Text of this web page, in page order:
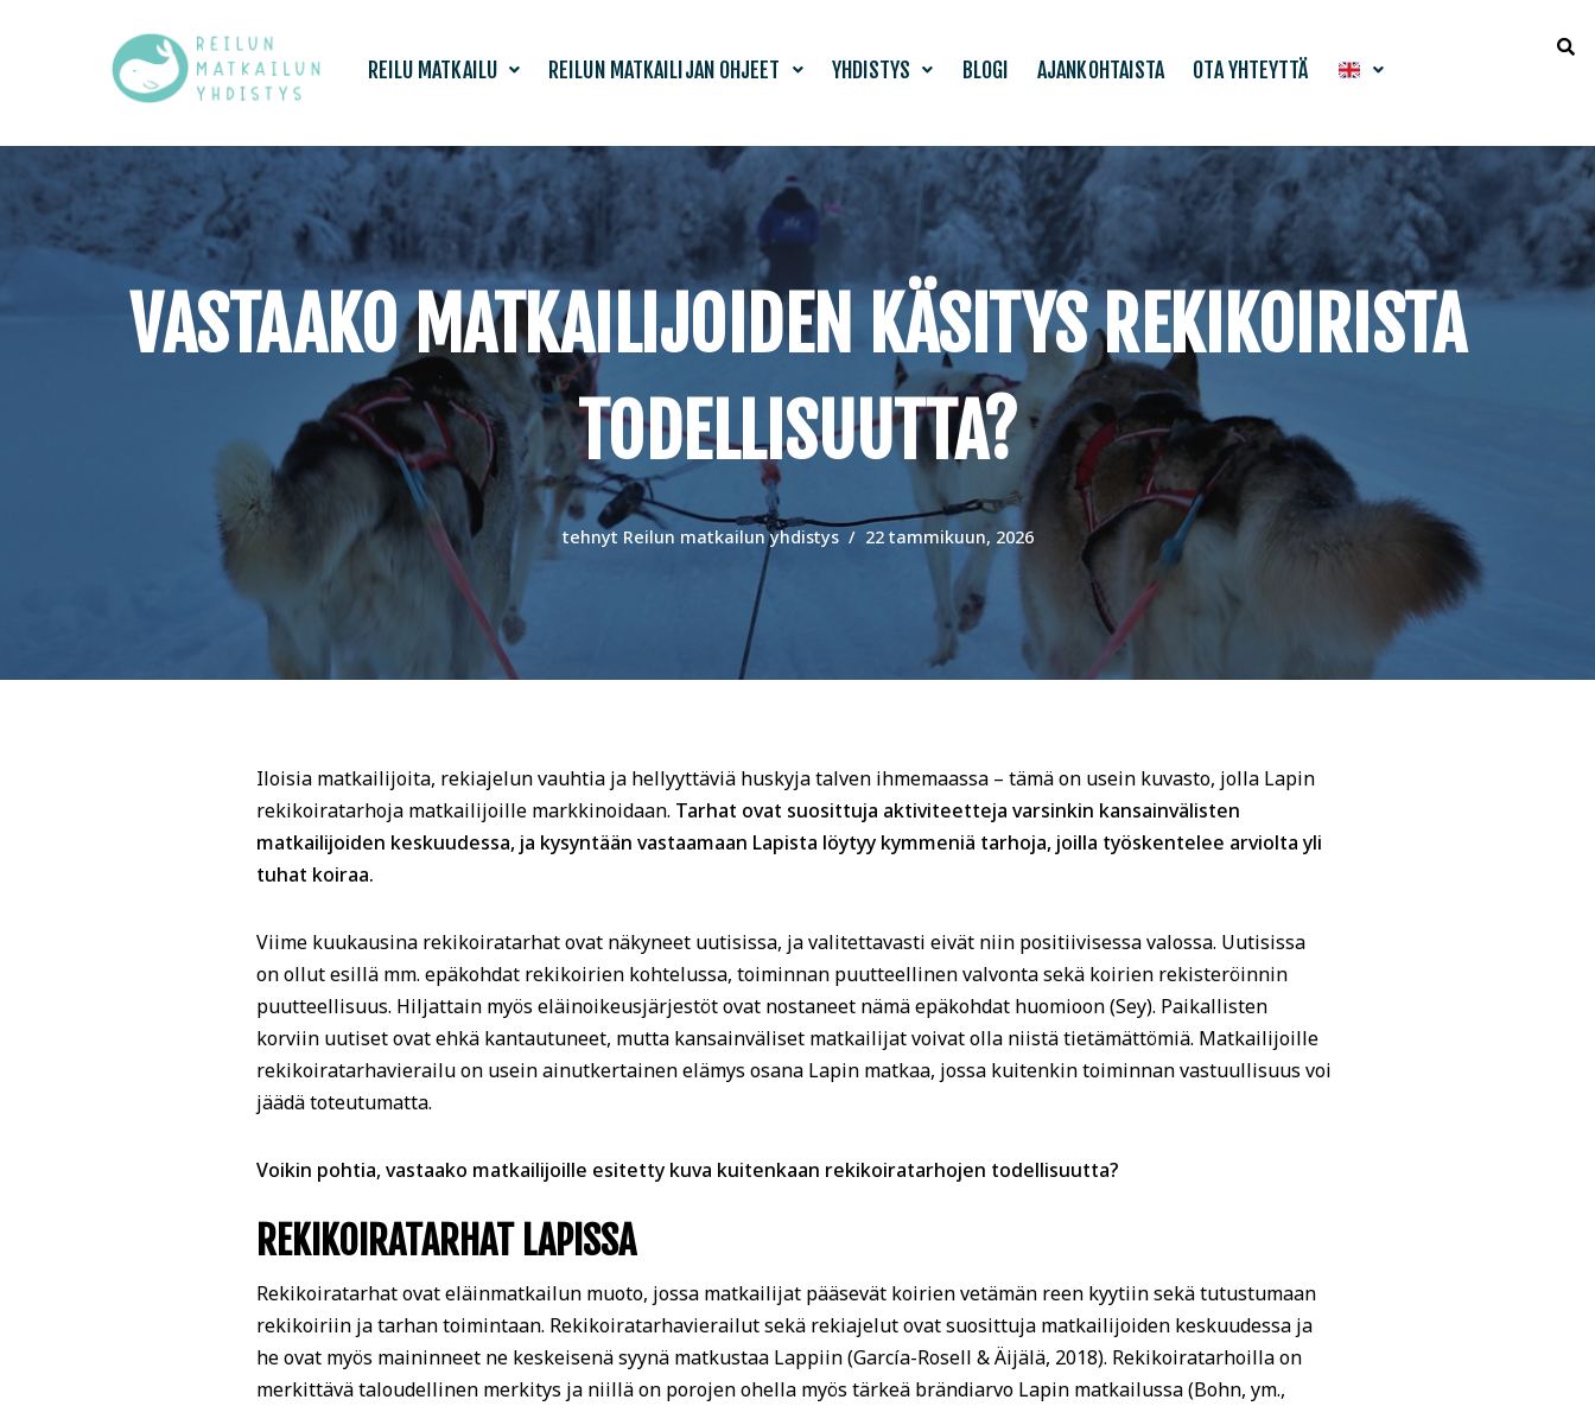
REILU MATKAILU REILUN MATKAILIJAN OHJEET YHDISTYS BLOGI AJANKOHTAISTA OTA YHTEYTTÄ
VASTAAKO MATKAILIJOIDEN KÄSITYS REKIKOIRISTA
TODELLISUUTTA?
tehnyt Reilun matkailun yhdistys 22 tammikuun, 2026
Iloisia matkailijoita, rekiajelun vauhtia ja hellyyttäviä huskyja talven ihmemaassa – tämä on usein kuvasto, jolla Lapin
rekikoiratarhoja matkailijoille markkinoidaan. Tarhat ovat suosittuja aktiviteetteja varsinkin kansainvälisten
matkailijoiden keskuudessa, ja kysyntään vastaamaan Lapista löytyy kymmeniä tarhoja, joilla työskentelee arviolta yli
tuhat koiraa.
Viime kuukausina rekikoiratarhat ovat näkyneet uutisissa, ja valitettavasti eivät niin positiivisessa valossa. Uutisissa
on ollut esillä mm. epäkohdat rekikoirien kohtelussa, toiminnan puutteellinen valvonta sekä koirien rekisteröinnin
puutteellisuus. Hiljattain myös eläinoikeusjärjestöt ovat nostaneet nämä epäkohdat huomioon (Sey). Paikallisten
korviin uutiset ovat ehkä kantautuneet, mutta kansainväliset matkailijat voivat olla niistä tietämättömiä. Matkailijoille
rekikoiratarhavierailu on usein ainutkertainen elämys osana Lapin matkaa, jossa kuitenkin toiminnan vastuullisuus voi
jäädä toteutumatta.
Voikin pohtia, vastaako matkailijoille esitetty kuva kuitenkaan rekikoiratarhojen todellisuutta?
REKIKOIRATARHAT LAPISSA
Rekikoiratarhat ovat eläinmatkailun muoto, jossa matkailijat pääsevät koirien vetämän reen kyytiin sekä tutustumaan
rekikoiriin ja tarhan toimintaan. Rekikoiratarhavierailut sekä rekiajelut ovat suosittuja matkailijoiden keskuudessa ja
he ovat myös maininneet ne keskeisenä syynä matkustaa Lappiin (García-Rosell & Äijälä, 2018). Rekikoiratarhoilla on
merkittävä taloudellinen merkitys ja niillä on porojen ohella myös tärkeä brändiarvo Lapin matkailussa (Bohn, ym.,